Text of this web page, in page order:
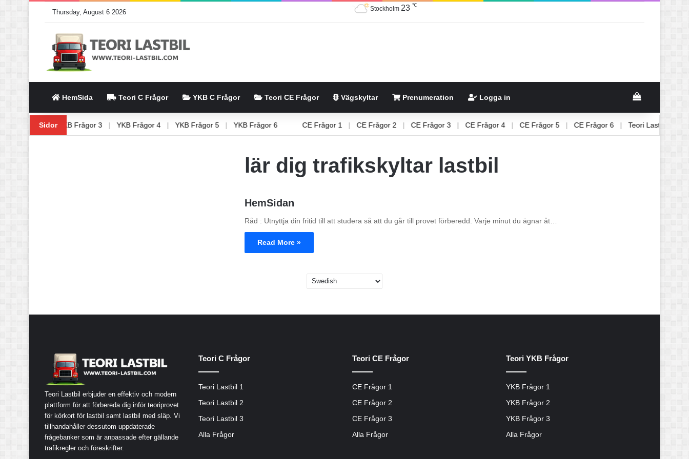
Thursday, August 6 2026 Stockholm 23 ℃
HemSida Teori C Frågor YKB C Frågor Teori CE Frågor Vägskyltar Prenumeration Logga in View your
Sidor
YKB Frågor 2 YKB Frågor 3 | YKB Frågor 4 | YKB Frågor 5 | YKB Frågor 6 CE Frågor 1 | CE Frågor 2 | CE Frågor 3 | CE Frågor 4 | CE Frågor 5 | CE Frågor 6 | Teori Lastbil 1
lär dig trafikskyltar lastbil
HemSidan
Råd : Utnyttja din fritid till att studera så att du går till provet förberedd. Varje minut du ägnar åt…
Read More »
Teori Lastbil erbjuder en effektiv och modern
plattform för att förbereda dig inför teoriprovet
för körkort för lastbil samt lastbil med släp. Vi
tillhandahåller dessutom uppdaterade
frågebanker som är anpassade efter gällande
trafikregler och föreskrifter.
Teori C Frågor
Teori Lastbil 1
Teori Lastbil 2
Teori Lastbil 3
Alla Frågor
Teori CE Frågor
CE Frågor 1
CE Frågor 2
CE Frågor 3
Alla Frågor
Teori YKB Frågor
YKB Frågor 1
YKB Frågor 2
YKB Frågor 3
Alla Frågor